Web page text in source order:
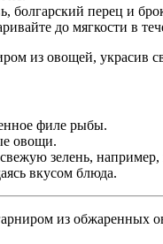
болгарский перец и
до мягкости в
из овощей, украсив
филе рыбы.
овощи.
зелень,
вкусом блюда.
из